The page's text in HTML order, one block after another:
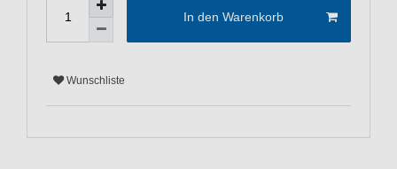
In den Warenkorb
Wunschliste